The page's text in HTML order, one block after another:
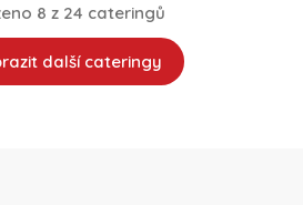
8 z 24 cateringů
další cateringy